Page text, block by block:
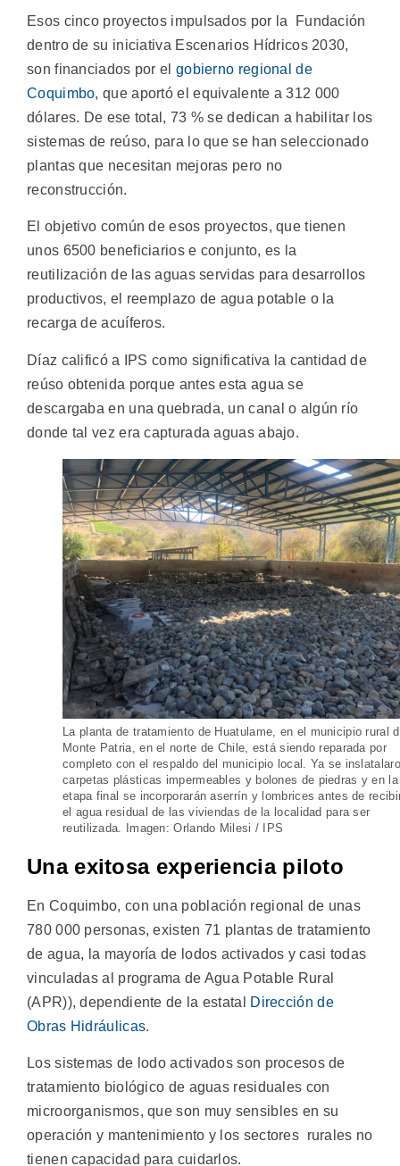
Esos cinco proyectos impulsados por la Fundación
dentro de su iniciativa Escenarios Hídricos 2030,
son financiados por el gobierno regional de
Coquimbo, que aportó el equivalente a 312 000
dólares. De ese total, 73 % se dedican a habilitar los
sistemas de reúso, para lo que se han seleccionado
plantas que necesitan mejoras pero no
reconstrucción.
El objetivo común de esos proyectos, que tienen
unos 6500 beneficiarios e conjunto, es la
reutilización de las aguas servidas para desarrollos
productivos, el reemplazo de agua potable o la
recarga de acuíferos.
Díaz calificó a IPS como significativa la cantidad de
reúso obtenida porque antes esta agua se
descargaba en una quebrada, un canal o algún río
donde tal vez era capturada aguas abajo.
La planta de tratamiento de Huatulame, en el municipio rural
Monte Patria, en el norte de Chile, está siendo reparada por
completo con el respaldo del municipio local. Ya se
carpetas plásticas impermeables y bolones de piedras y en la
etapa final se incorporarán aserrín y lombrices antes de
el agua residual de las viviendas de la localidad para ser
reutilizada. Imagen: Orlando Milesi / IPS
Una exitosa experiencia piloto
En Coquimbo, con una población regional de unas
780 000 personas, existen 71 plantas de tratamiento
de agua, la mayoría de lodos activados y casi todas
vinculadas al programa de Agua Potable Rural
(APR)), dependiente de la estatal
Dirección de
Obras Hidráulicas.
Los sistemas de lodo activados son procesos de
tratamiento biológico de aguas residuales con
microorganismos, que son muy sensibles en su
operación y mantenimiento y los sectores rurales no
tienen capacidad para cuidarlos.